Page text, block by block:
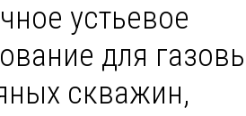
устьевое
для
скважин,